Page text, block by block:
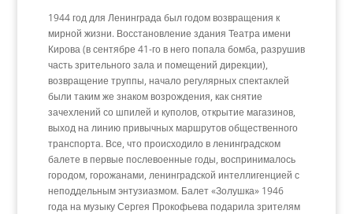
1944 год для Ленинграда был годом возвращения к
мирной жизни. Восстановление здания Театра имени
Кирова (в сентябре 41-го в него попала бомба, разрушив
часть зрительного зала и помещений дирекции),
возвращение труппы, начало регулярных спектаклей
были таким же знаком возрождения, как снятие
зачехлений со шпилей и куполов, открытие магазинов,
выход на линию привычных маршрутов общественного
транспорта. Все, что происходило в ленинградском
балете в первые послевоенные годы, воспринималось
городом, горожанами, ленинградской интеллигенцией с
неподдельным энтузиазмом. Балет «Золушка» 1946
года на музыку Сергея Прокофьева подарила зрителям